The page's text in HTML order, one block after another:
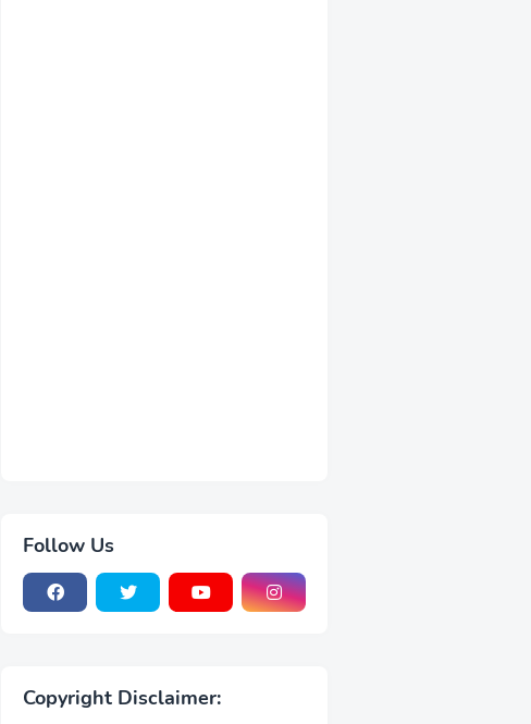
Follow Us
Copyright Disclaimer: